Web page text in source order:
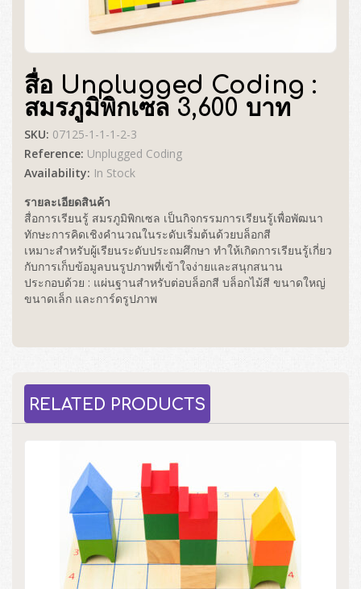
สื่อ Unplugged Coding :
สมรภูมิพิกเซล 3,600 บาท
SKU: 07125-1-1-1-2-3
Reference: Unplugged Coding
Availability: In Stock
รายละเอียดสินค้า
สื่อการเรียนรู้ สมรภูมิพิกเซล เป็นกิจกรรมการเรียนรู้เพื่อพัฒนา
ทักษะการคิดเชิงคำนวณในระดับเริ่มต้นด้วยบล็อกสี
เหมาะสำหรับผู้เรียนระดับประถมศึกษา ทำให้เกิดการเรียนรู้เกี่ยว
กับการเก็บข้อมูลบนรูปภาพที่เข้าใจง่ายและสนุกสนาน
ประกอบด้วย : แผ่นฐานสำหรับต่อบล็อกสี บล็อกไม้สี ขนาดใหญ่
ขนาดเล็ก และการ์ดรูปภาพ
RELATED PRODUCTS